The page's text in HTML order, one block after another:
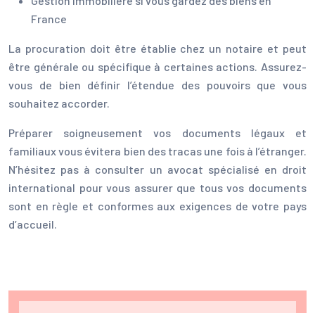
France
La procuration doit être établie chez un notaire et peut
être générale ou spécifique à certaines actions. Assurez-
vous de bien définir l’étendue des pouvoirs que vous
souhaitez accorder.
Préparer soigneusement vos documents légaux et
familiaux vous évitera bien des tracas une fois à l’étranger.
N’hésitez pas à consulter un avocat spécialisé en droit
international pour vous assurer que tous vos documents
sont en règle et conformes aux exigences de votre pays
d’accueil.